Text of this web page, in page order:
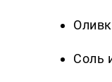
Соль